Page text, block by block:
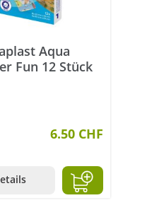
Aqua
Fun 12 Stück
6.50 CHF